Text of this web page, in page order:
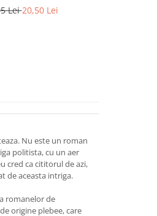
Lei20,50 Lei
Nu este un roman
politista, cu un aer
cred ca cititorul de azi,
de aceasta intriga.
romanelor de
origine plebee, care